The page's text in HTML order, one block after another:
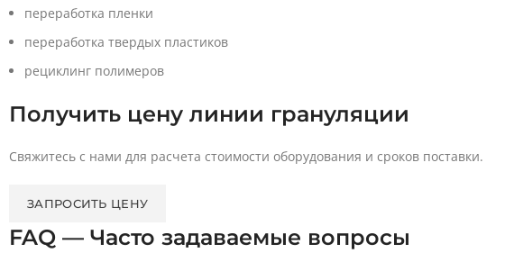
переработка пленки
переработка твердых пластиков
рециклинг полимеров
Получить цену линии грануляции
Свяжитесь с нами для расчета стоимости оборудования и сроков поставки.
ЗАПРОСИТЬ ЦЕНУ
FAQ — Часто задаваемые вопросы